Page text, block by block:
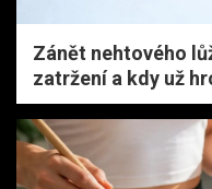
Zánět nehtového
zatržení a kdy už